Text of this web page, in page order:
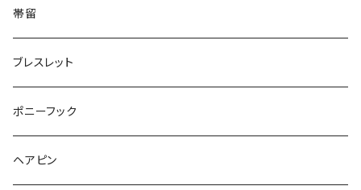
pattern
Bubble
Animal
Triangle
食品
パンダ
Pattern
マーメイド
雲
月
くま
コアラ
house
bag
フルーツ
さくらんぼ
てんとう虫
Pattern
ガラス
カメラ
リボン
animal
lip
フルーツ
パン
帯留
ブレスレット
ポニーフック
ヘアピン